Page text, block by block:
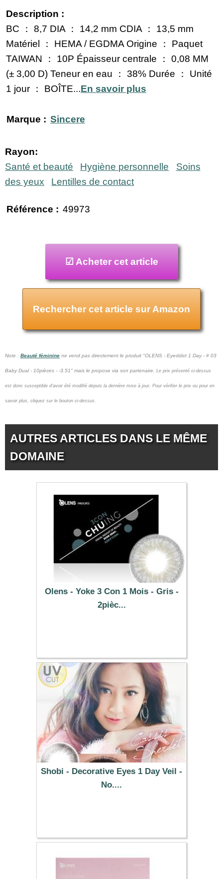
Description :
BC ： 8,7 DIA ： 14,2 mm CDIA ： 13,5 mm
Matériel ： HEMA / EGDMA Origine ： Paquet
TAIWAN ： 10P Épaisseur centrale ： 0,08 MM
(± 3,00 D) Teneur en eau ： 38% Durée ： Unité
1 jour ： BOÎTE...En savoir plus
Marque : Sincere
Rayon:
Santé et beauté
Hygiène personnelle
Soins
des yeux
Lentilles de contact
Référence : 49973
☑ Acheter cet article
Rechercher cet article sur Amazon
Note : Beauté féminine ne vend pas directement le produit "OLENS - Eyeddict 1 Day - # 03
Baby Dual - 10pièces - -3.51" mais le propose via son partenaire. Le prix présenté ci-dessus
est donc susceptible d'avoir été modifié depuis la dernière mise à jour. Pour vérifier le prix ou pour en
savoir plus, cliquez sur le bouton ci-dessus.
AUTRES ARTICLES DANS LE MÊME
DOMAINE
Olens - Yoke 3 Con 1 Mois - Gris -
2pièc...
Shobi - Decorative Eyes 1 Day Veil -
No....